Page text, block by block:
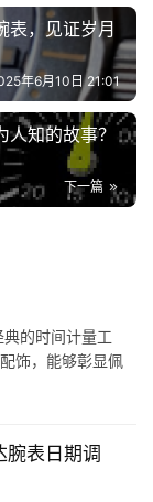
表，见证岁月
年6月10日 21:01
知的故事？
下一篇
的时间计量工
饰，能够彰显佩
表日期调